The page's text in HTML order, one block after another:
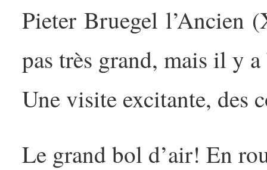
Pieter Bruegel l’Ancien
pas très grand, mais il y
Une visite excitante, des
Le grand bol d’air! En